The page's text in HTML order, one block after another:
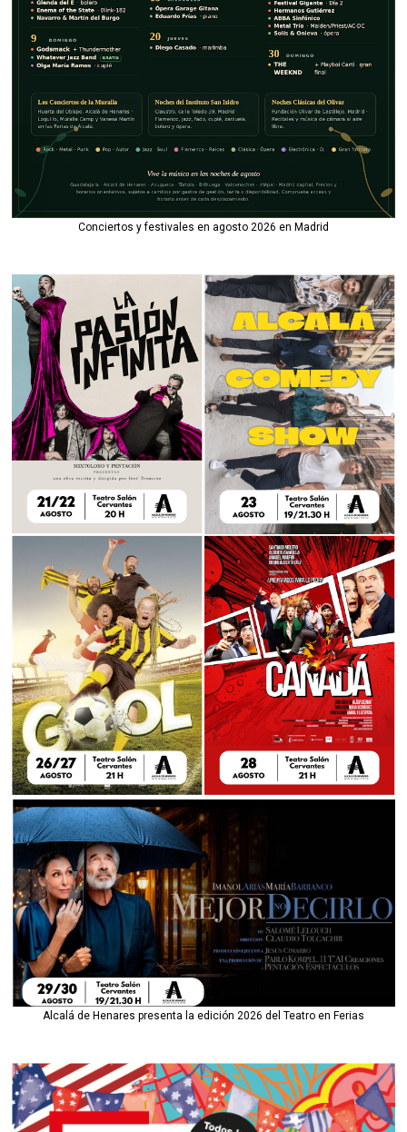
Conciertos y festivales en agosto 2026 en Madrid
Alcalá de Henares presenta la edición 2026 del Teatro en Ferias